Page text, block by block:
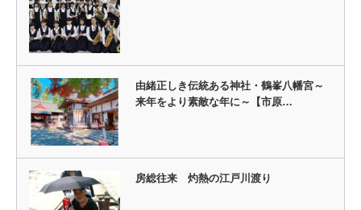
由緒正しき伝統ある神社・鶴峯八幡宮～
来年をより素敵な年に～【市原…
房総往来 灼熱の江戸川渡り